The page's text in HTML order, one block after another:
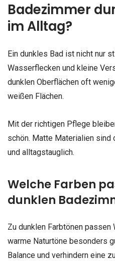
Badezimmer
im Alltag?
Ein dunkles Bad ist nicht nur
Wasserflecken und kleine
dunklen Oberflächen oft
weißen Flächen.
Mit der richtigen Pflege
schön. Matte Materialien
und alltagstauglich.
Welche Farben
dunklen
Zu dunklen Farbtönen passen
warme Naturtöne besonders
Balance und verhindern eine